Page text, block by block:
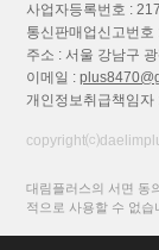
사업자등록번호 :
통신판매업신고번
주소 : 서울 강남구
이메일 :
개인정보취급책임자
대림플러스의 서면 동
적으로 사용할 수 없습